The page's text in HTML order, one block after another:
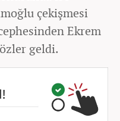
çekişmesi
Ekrem
geldi.